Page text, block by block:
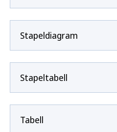
Stapeldiagram
Stapeltabell
Tabell